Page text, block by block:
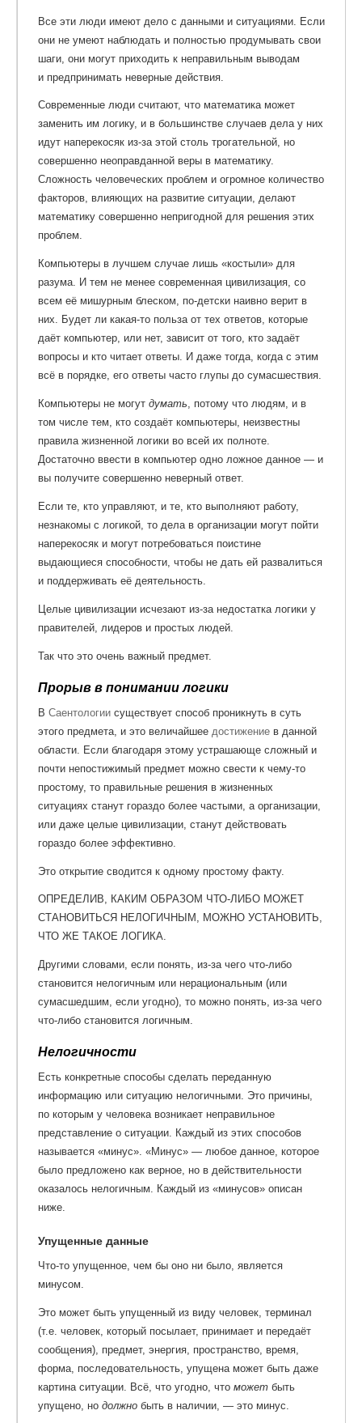
Все эти люди имеют дело с данными и ситуациями. Если
они не умеют наблюдать и полностью продумывать свои
шаги, они могут приходить к неправильным выводам
и предпринимать неверные действия.
Современные люди считают, что математика может
заменить им логику, и в большинстве случаев дела у них
идут наперекосяк из-за этой столь трогательной, но
совершенно неоправданной веры в математику.
Сложность человеческих проблем и огромное количество
факторов, влияющих на развитие ситуации, делают
математику совершенно непригодной для решения этих
проблем.
Компьютеры в лучшем случае лишь «костыли» для
разума. И тем не менее современная цивилизация, со
всем её мишурным блеском, по-детски наивно верит в
них. Будет ли какая-то польза от тех ответов, которые
даёт компьютер, или нет, зависит от того, кто задаёт
вопросы и кто читает ответы. И даже тогда, когда с этим
всё в порядке, его ответы часто глупы до сумасшествия.
Компьютеры не могут думать, потому что людям, и в
том числе тем, кто создаёт компьютеры, неизвестны
правила жизненной логики во всей их полноте.
Достаточно ввести в компьютер одно ложное данное — и
вы получите совершенно неверный ответ.
Если те, кто управляют, и те, кто выполняют работу,
незнакомы с логикой, то дела в организации могут пойти
наперекосяк и могут потребоваться поистине
выдающиеся способности, чтобы не дать ей развалиться
и поддерживать её деятельность.
Целые цивилизации исчезают из-за недостатка логики у
правителей, лидеров и простых людей.
Так что это очень важный предмет.
Прорыв в понимании логики
В Саентологии существует способ проникнуть в суть
этого предмета, и это величайшее достижение в данной
области . Если благодаря этому устрашающе сложный и
почти непостижимый предмет можно свести к чему-то
простому, то правильные решения в жизненных
ситуациях станут гораздо более частыми, а организации,
или даже целые цивилизации, станут действовать
гораздо более эффективно.
Это открытие сводится к одному простому факту.
ОПРЕДЕЛИВ, КАКИМ ОБРАЗОМ ЧТО-ЛИБО МОЖЕТ
СТАНОВИТЬСЯ НЕЛОГИЧНЫМ, МОЖНО УСТАНОВИТЬ,
ЧТО ЖЕ ТАКОЕ ЛОГИКА.
Другими словами, если понять, из-за чего что-либо
становится нелогичным или нерациональным (или
сумасшедшим, если угодно), то можно понять, из-за чего
что-либо становится логичным.
Нелогичности
Есть конкретные способы сделать переданную
информацию или ситуацию нелогичными. Это причины,
по которым у человека возникает неправильное
представление о ситуации. Каждый из этих способов
называется «минус». «Минус» — любое данное, которое
было предложено как верное, но в действительности
оказалось нелогичным. Каждый из «минусов» описан
ниже.
Упущенные данные
Что-то упущенное, чем бы оно ни было, является
минусом.
Это может быть упущенный из виду человек, терминал
(т.е. человек, который посылает, принимает и передаёт
сообщения), предмет, энергия, пространство, время,
форма, последовательность, упущена может быть даже
картина ситуации. Всё, что угодно, что может быть
упущено, но должно быть в наличии, — это минус.